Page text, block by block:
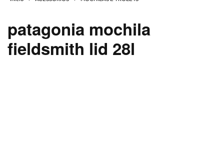
patagonia mochila
fieldsmith lid 28l